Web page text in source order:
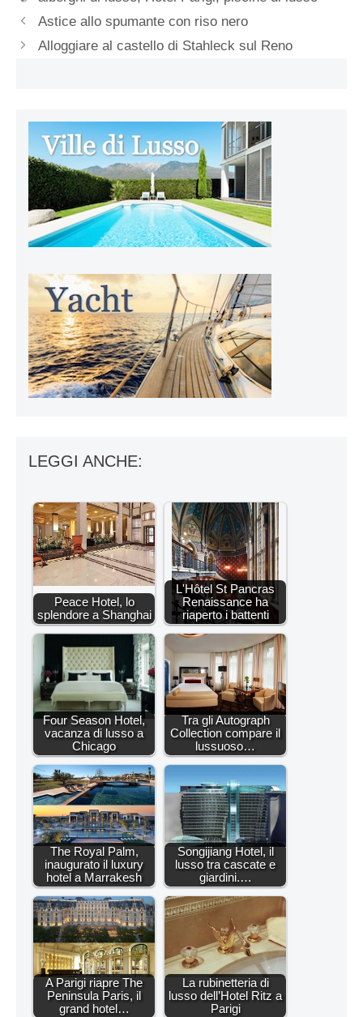
Astice allo spumante con riso nero
Alloggiare al castello di Stahleck sul Reno
LEGGI ANCHE:
Peace Hotel, lo
splendore a Shanghai
L'Hôtel St Pancras
Renaissance ha
riaperto i battenti
Four Season Hotel,
vacanza di lusso a
Chicago
Tra gli Autograph
Collection compare il
lussuoso…
The Royal Palm,
inaugurato il luxury
hotel a Marrakesh
Songijiang Hotel, il
lusso tra cascate e
giardini.…
A Parigi riapre The
Peninsula Paris, il
grand hotel…
La rubinetteria di
lusso dell’Hotel Ritz a
Parigi